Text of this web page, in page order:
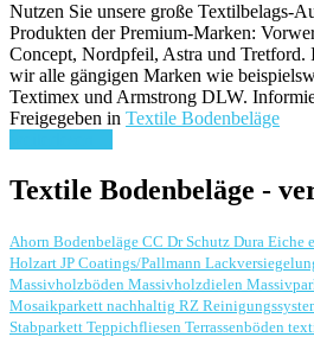
Nutzen Sie unsere große Textilbelags-
Produkten der Premium-Marken:
Concept, Nordpfeil, Astra und
wir alle gängigen Marken wie
Textimex und Armstrong DLW.
Freigegeben in Textile Bodenbeläge
Textile Bodenbeläge -
Ahorn Bodenbeläge CC Dr Schutz Dura Eiche
Holzart JP Coatings/Pallmann
Massivholzböden Massivholzdielen
Mosaikparkett nachhaltig RZ
Stabparkett Teppichfliesen Terrassenböden